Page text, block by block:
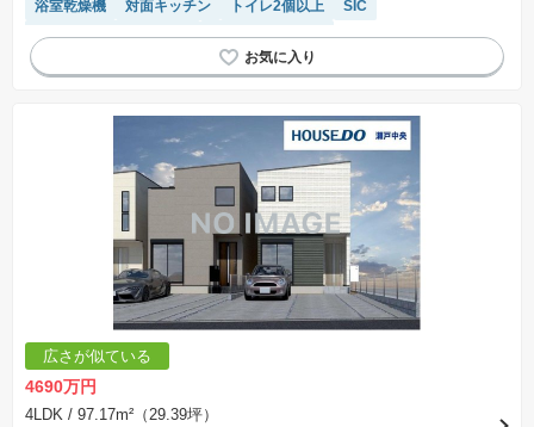
浴室乾燥機 対面キッチン トイレ2個以上
SIC
接面道路の幅が６m以上
システムキッチン
広さが似ている
4690万円
4LDK / 97.17m²（29.39坪）